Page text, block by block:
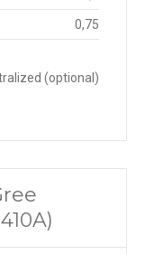
0,75
(optional)